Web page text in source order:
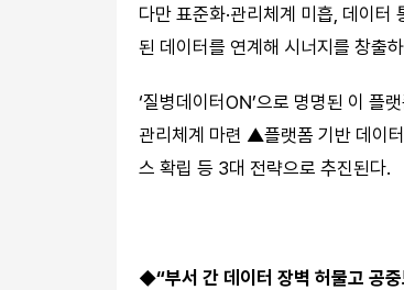
다만 표준화·관리체계 미흡, 데이
된 데이터를 연계해 시너지를 창출
‘질병데이터ON’으로 명명된 이
관리체계 마련 ▲플랫폼 기반 데이
스 확립 등 3대 전략으로 추진된다.
◆“부서 간 데이터 장벽 허물고 공